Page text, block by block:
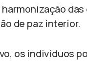
de paz interior.
os indivíduos